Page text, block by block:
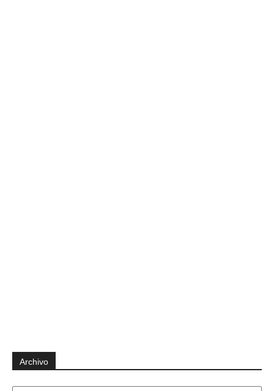
Archivo
Archivo